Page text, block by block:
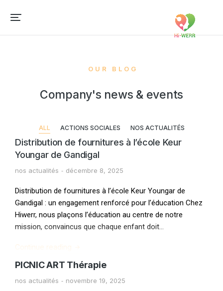
OUR BLOG
Company's news & events
ALL ACTIONS SOCIALES NOS ACTUALITÉS
Distribution de fournitures à l’école Keur
Youngar de Gandigal
nos actualités décembre 8, 2025
Distribution de fournitures à l’école Keur Youngar de
Gandigal : un engagement renforcé pour l’éducation Chez
Hiwerr, nous plaçons l’éducation au centre de notre
mission, convaincus que chaque enfant doit…
Continue reading
PICNIC ART Thérapie
nos actualités novembre 19, 2025